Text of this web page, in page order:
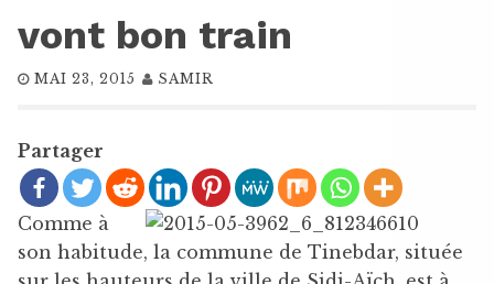
vont bon train
MAI 23, 2015 SAMIR
Partager
Comme à
son habitude, la commune de Tinebdar, située